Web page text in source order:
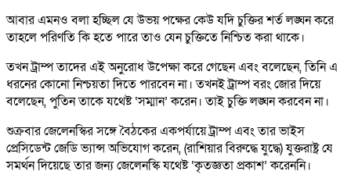
আবার এমনও বলা হচ্ছিল যে উভয় পক্ষের কেউ যদি চুক্তির শর্ত লঙ্ঘন করে
তাহলে পরিণতি কি হতে পারে তাও যেন চুক্তিতে নিশ্চিত করা থাকে।
তখন ট্রাম্প তাদের এই অনুরোধ উপেক্ষা করে গেছেন এবং বলেছেন, তিনি এ
ধরনের কোনো নিশ্চয়তা দিতে পারবেন না। তখনই ট্রাম্প বরং জোর দিয়ে
বলেছেন, পুতিন তাকে যথেষ্ট ‘সম্মান’ করেন। তাই চুক্তি লঙ্ঘন করবেন না।
শুক্রবার জেলেনস্কির সঙ্গে বৈঠকের একপর্যায়ে ট্রাম্প এবং তার ভাইস
প্রেসিডেন্ট জেডি ভ্যান্স অভিযোগ করেন, (রাশিয়ার বিরুদ্ধে যুদ্ধে) যুক্তরাষ্ট্র যে
সমর্থন দিয়েছে তার জন্য জেলেনস্কি যথেষ্ট ‘কৃতজ্ঞতা প্রকাশ’ করেননি।